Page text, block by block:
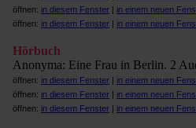
öffnen: in diesem Fenster | in einem neuen
öffnen: in diesem Fenster | in einem neuen
Hörbuch
Anonyma: Eine Frau in Berlin. 2
öffnen: in diesem Fenster | in einem neuen
öffnen: in diesem Fenster | in einem neuen
öffnen: in diesem Fenster | in einem neuen